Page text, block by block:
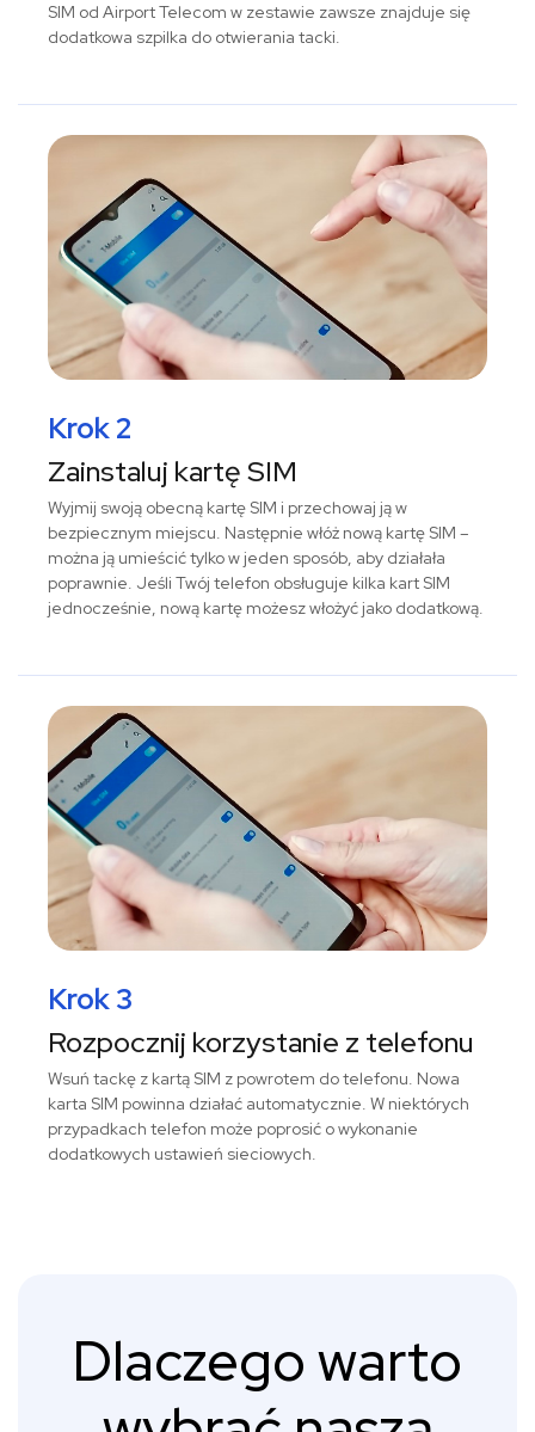
SIM od Airport Telecom w zestawie zawsze znajduje się
dodatkowa szpilka do otwierania tacki.
Krok 2
Zainstaluj kartę SIM
Wyjmij swoją obecną kartę SIM i przechowaj ją w
bezpiecznym miejscu. Następnie włóż nową kartę SIM –
można ją umieścić tylko w jeden sposób, aby działała
poprawnie. Jeśli Twój telefon obsługuje kilka kart SIM
jednocześnie, nową kartę możesz włożyć jako dodatkową.
Krok 3
Rozpocznij korzystanie z telefonu
Wsuń tackę z kartą SIM z powrotem do telefonu. Nowa
karta SIM powinna działać automatycznie. W niektórych
przypadkach telefon może poprosić o wykonanie
dodatkowych ustawień sieciowych.
Dlaczego warto